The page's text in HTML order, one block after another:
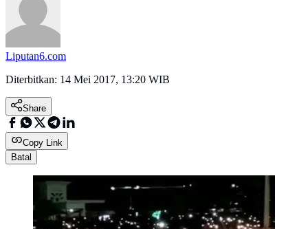
Liputan6.com
Diterbitkan: 14 Mei 2017, 13:20 WIB
Share
Copy Link
Batal